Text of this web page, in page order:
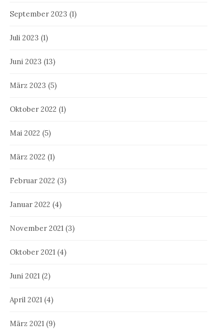
September 2023 (1)
Juli 2023 (1)
Juni 2023 (13)
März 2023 (5)
Oktober 2022 (1)
Mai 2022 (5)
März 2022 (1)
Februar 2022 (3)
Januar 2022 (4)
November 2021 (3)
Oktober 2021 (4)
Juni 2021 (2)
April 2021 (4)
März 2021 (9)